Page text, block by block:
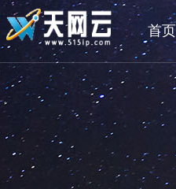
首页